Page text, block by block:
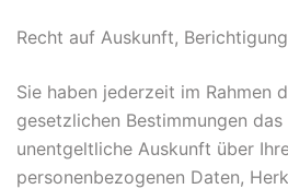
Recht auf Auskunft,
Sie haben jederzeit im Rahmen
gesetzlichen Bestimmungen
unentgeltliche Auskunft über
personenbezogenen Daten,